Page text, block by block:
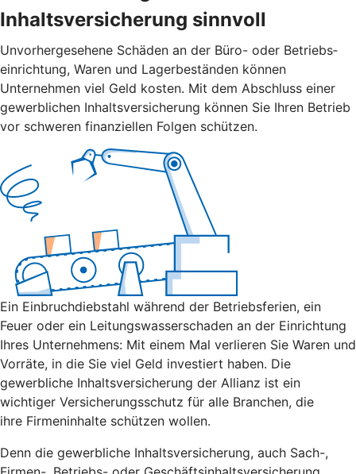
Inhaltsversicherung sinnvoll
Unvorher­gesehene Schäden an der Büro- oder Betriebs­
einrichtung, Waren und Lager­beständen können
Unternehmen viel Geld kosten. Mit dem Abschluss einer
gewerblichen Inhalts­versicherung können Sie Ihren Betrieb
vor schweren finanziellen Folgen schützen.
Ein Einbruch­diebstahl während der Betriebs­ferien, ein
Feuer oder ein Leitungs­wasserschaden an der Einrichtung
Ihres Unternehmens: Mit einem Mal verlieren Sie Waren und
Vorräte, in die Sie viel Geld investiert haben. Die
gewerbliche Inhalts­versicherung der Allianz ist ein
wichtiger Versicherungsschutz für alle Branchen, die
ihre Firmeninhalte schützen wollen.
Denn die gewerbliche Inhalts­versicherung, auch Sach-,